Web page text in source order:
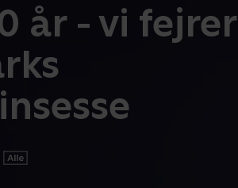
år - vi fejrer